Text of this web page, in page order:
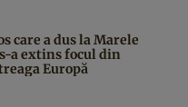
care a dus la Marele
a extins focul din
Europă